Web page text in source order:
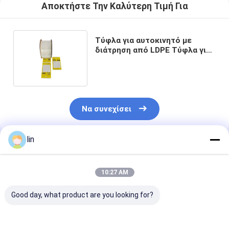
Αποκτήστε Την Καλύτερη Τιμή Για
Τύφλα για αυτοκινητό με
διάτρηση από LDPE Τύφλα για
Να συνεχίσει
Συνιστώμενα Προϊόντα
lin
10:27 AM
Good day, what product are you looking for?